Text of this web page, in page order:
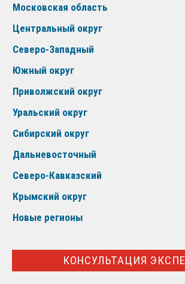
Московская область
Центральный округ
Северо-Западный
Южный округ
Приволжский округ
Уральский округ
Сибирский округ
Дальневосточный
Северо-Кавказский
Крымский округ
Новые регионы
КОНСУЛЬТАЦИЯ